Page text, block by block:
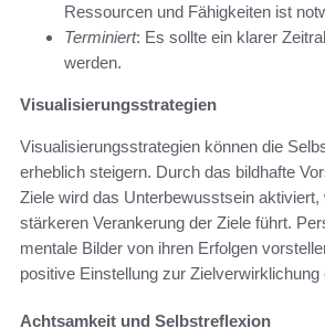
Ressourcen und Fähigkeiten ist
Terminiert: Es sollte ein klarer
werden.
Visualisierungsstrategien
Visualisierungsstrategien können die
erheblich steigern. Durch das bildhafte
Ziele wird das Unterbewusstsein aktiviert,
stärkeren Verankerung der Ziele führt.
mentale Bilder von ihren Erfolgen
positive Einstellung zur Zielverwirklichung
Achtsamkeit und Selbstreflexion